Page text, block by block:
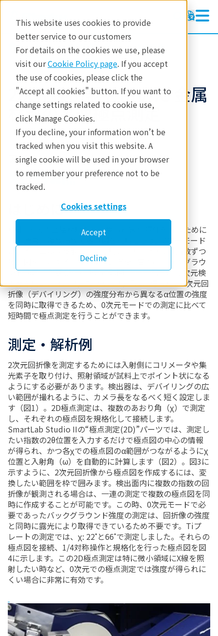
This website uses cookies to provide
better service to our customers
For details on the cookies we use, please
visit ourCookie Policy page. If you accept
the use of cookies, please click the
"Accept all cookies" button. If you want to
change settings related to cookie use,
click Manage Cookies.
If you decline, your information won’t be
tracked when you visit this website. A
single cookie will be used in your browser
to remember your preference not to be
tracked.
Cookies settings
Accept
Decline
製品 X線回折・散乱
X線回折
アプリケーションノート
2次元検出器を用いた 金属
材料の高速極点測定
アプリケーションノート B-XRD1118
はじめに
X線回折法で金属材料などの集合組織の評価を行うために
は、通常、複数指数の極点図を利用します。0次元モード
によるシュルツ反射法がよく用いられますが、1指数ずつ
極点図を測定する必要があり、各α位置でのバックグラウ
ンド測定も必要なため測定に時間がかかります。2次元検
出器を用いた極点測定“2D極点測定”は、得られた2次元回
折像（デバイリング）の強度分布から異なるα位置の強度
を同時に取得できるため、0次元モードでの測定に比べて
短時間で極点測定を行うことができます。
測定・解析例
2次元回折像を測定するためには入射側にコリメータや集
光素子を取り付け、照射領域が試料上でポイント状になる
ようにする必要があります。検出器は、デバイリングの広
い範囲が撮れるように、カメラ長をなるべく短く設定しま
す（図1）。2D極点測定は、複数のあおり角（χ）で測定
し、それぞれの極点図を規格化して接続します。
SmartLab Studio IIの“極点測定(2D)”パーツでは、測定し
たい指数の2θ位置を入力するだけで極点図の中心の情報
が得られ、かつ各χでの極点図のα範囲がつながるようにχ
位置と入射角（ω）を自動的に計算します（図2）。図3に
示すように、2次元回折像から極点図を作成するには、変
換したい範囲を枠で囲みます。検出面内に複数の指数の回
折像が観測される場合は、一連の測定で複数の極点図を同
時に作成することが可能です。この時、0次元モードで必
要であったバックグラウンド強度の測定は、回折像の強度
と同時に露光により取得できているため不要です。Tiプ
レートの測定では、χ: 22˚と66˚で測定しました。それらの
極点図を接続、1/4対称操作と規格化を行った極点図を図
4に示します。この2D極点測定は特に微小領域にX線を照
射したい時など、0次元での極点測定では強度が得られに
くい場合に非常に有効です。